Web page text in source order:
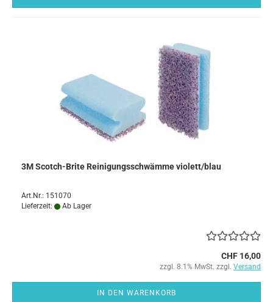
3M Scotch-Brite Reinigungsschwämme violett/blau
Art.Nr.: 151070
Lieferzeit:
Ab Lager
CHF 16,00
zzgl. 8.1% MwSt. zzgl. Versand
IN DEN WARENKORB